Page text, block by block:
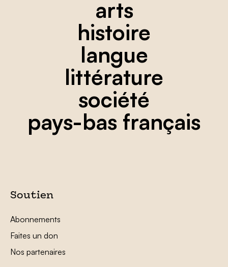
arts
histoire
langue
littérature
société
pays-bas français
Soutien
Abonnements
Faites un don
Nos partenaires